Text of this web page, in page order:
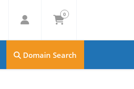
0
Domain Search